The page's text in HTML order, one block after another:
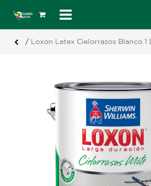
/ Loxon Latex Cielorrasos Blanco 1 L